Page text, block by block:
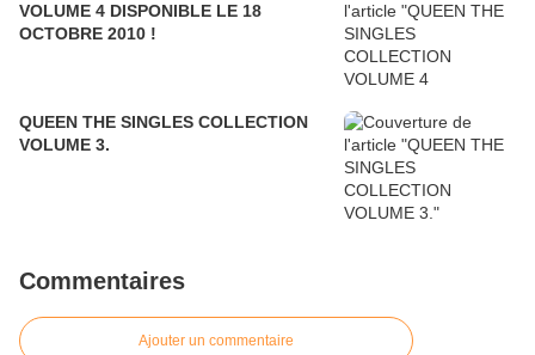
VOLUME 4 DISPONIBLE LE 18
OCTOBRE 2010 !
QUEEN THE SINGLES COLLECTION
VOLUME 3.
Commentaires
Ajouter un commentaire